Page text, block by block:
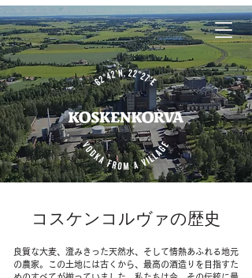
コスケンコルヴァの歴史
良質な大麦、澄みきった天然水、そして情熱あふれる地元
の農家。この土地には古くから、最高の酒造りを目指すた